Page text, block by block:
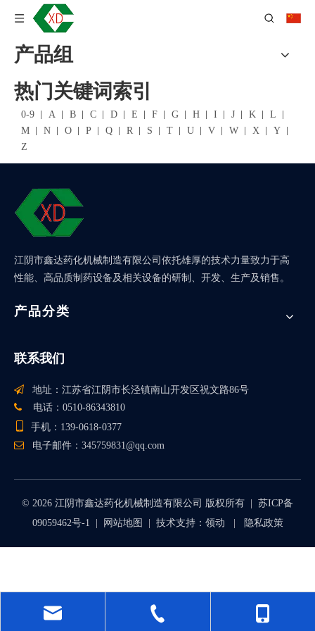
产品组
热门关键词索引
0-9 A B C D E F G H I J K
L
M
N O P Q R S T U V W X
Y
Z
江阴市鑫达药化机械制造有限公司依托雄厚的技术力量致力于高
性能、高品质制药设备及相关设备的研制、开发、生产及销售。
产品分类
联系我们
 地址：江苏省江阴市长泾镇南山开发区祝文路86号
 电话：0510-86343810
手机：139-0618-0377
 电子邮件： 345759831@qq.com
© 2026 江阴市鑫达药化机械制造有限公司 版权所有 | 苏ICP备
09059462号-1
网站地图 | 技术支持： 领动 隐私政策